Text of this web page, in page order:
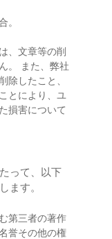
。
、文章等の削
。 また、弊社
除したこと、
とにより、ユ
損害について
って、以下
ます。
第三者の著作
誉その他の権